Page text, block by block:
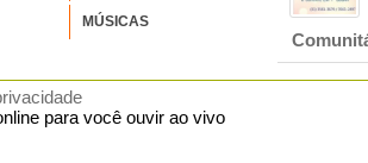
MÚSICAS
para você ouvir ao vivo